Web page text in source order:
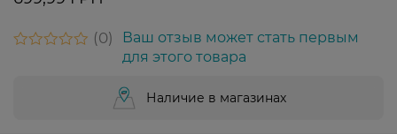
0
Ваш отзыв может стать первым
для этого товара
Наличие в магазинах